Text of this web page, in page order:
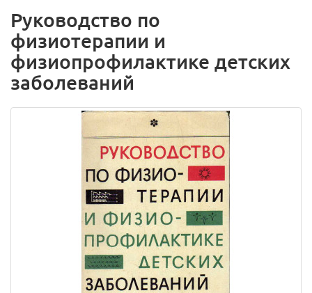
Руководство по
физиотерапии и
физиопрофилактике детских
заболеваний